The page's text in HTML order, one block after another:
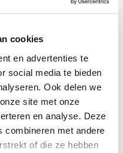
cookies
en advertenties te
social media te bieden
Ook delen we
site met onze
en analyse. Deze
combineren met andere
of die ze hebben
mooiste verhalen en het
nu in voor onze
privacybeleid.